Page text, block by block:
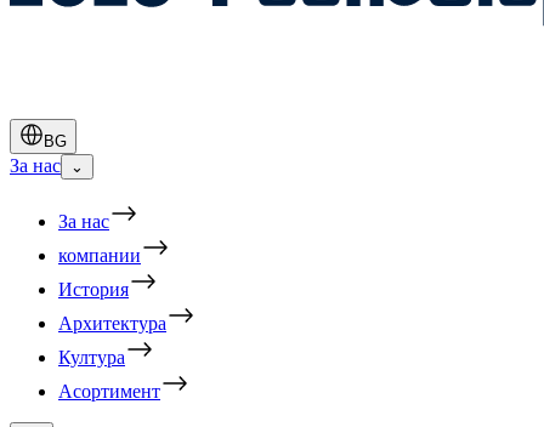
BG
За нас ⌄
За нас
компании
История
Архитектура
Култура
Асортимент